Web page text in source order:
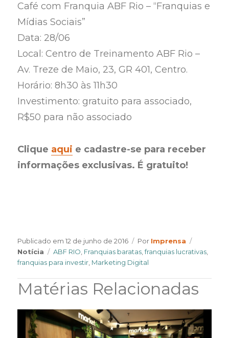
Café com Franquia ABF Rio – “Franquias e
Mídias Sociais”
Data: 28/06
Local: Centro de Treinamento ABF Rio –
Av. Treze de Maio, 23, GR 401, Centro.
Horário: 8h30 às 11h30
Investimento: gratuito para associado,
R$50 para não associado
Clique aqui e cadastre-se para receber
informações exclusivas. É gratuito!
Publicado em12 de junho de 2016 Por Author
Imprensa
Notícia
Tags
ABF RIO Franquias baratas ,franquias lucrativas
franquias para investir Marketing Digital
Matérias Relacionadas